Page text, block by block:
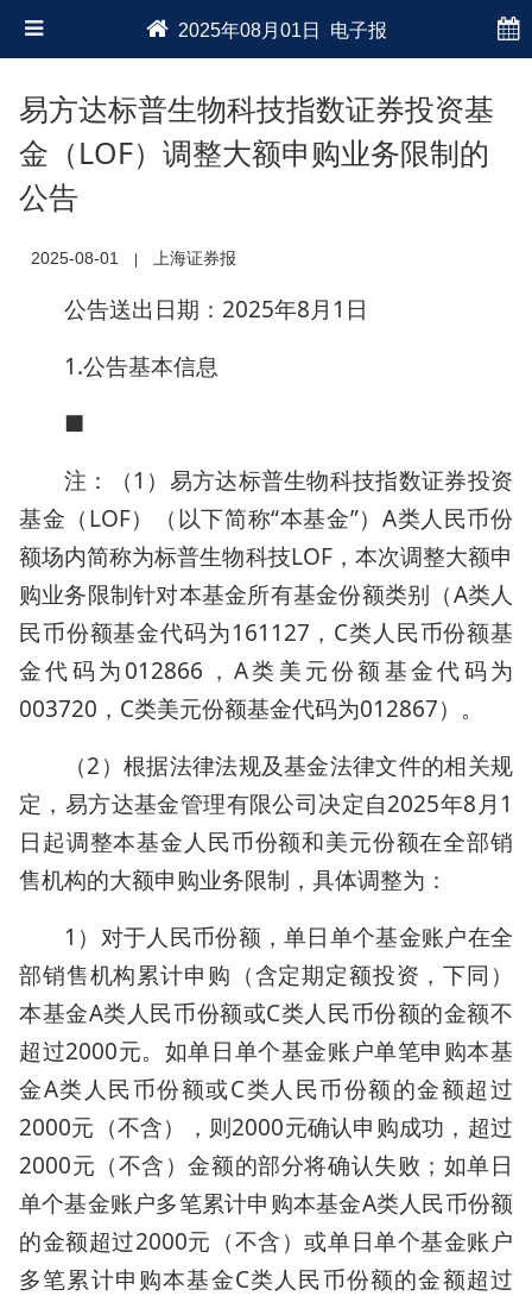
2025年08月01日 电子报
易方达标普生物科技指数证券投资基
金（LOF）调整大额申购业务限制的
公告
2025-08-01 上海证券报
公告送出日期：2025年8月1日
1.公告基本信息
■
注：（1）易方达标普生物科技指数证券投资
基金（LOF）（以下简称“本基金”）A类人民币份
额场内简称为标普生物科技LOF，本次调整大额申
购业务限制针对本基金所有基金份额类别（A类人
民币份额基金代码为161127，C类人民币份额基
金代码为012866，A类美元份额基金代码为
003720，C类美元份额基金代码为012867）。
（2）根据法律法规及基金法律文件的相关规
定，易方达基金管理有限公司决定自2025年8月1
日起调整本基金人民币份额和美元份额在全部销
售机构的大额申购业务限制，具体调整为：
1）对于人民币份额，单日单个基金账户在全
部销售机构累计申购（含定期定额投资，下同）
本基金A类人民币份额或C类人民币份额的金额不
超过2000元。如单日单个基金账户单笔申购本基
金A类人民币份额或C类人民币份额的金额超过
2000元（不含），则2000元确认申购成功，超过
2000元（不含）金额的部分将确认失败；如单日
单个基金账户多笔累计申购本基金A类人民币份额
的金额超过2000元（不含）或单日单个基金账户
多笔累计申购本基金C类人民币份额的金额超过